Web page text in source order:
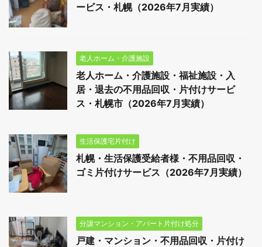
ービス・札幌（2026年7月実績）
老人ホーム・介護施設
老人ホーム・介護施設・福祉施設・入
居・退去の不用品回収・片付けサービ
ス・札幌市（2026年7月実績）
生活保護宅片付け
札幌・生活保護受給者様・不用品回収・
ゴミ片付けサービス（2026年7月実績）
分譲マンション・アパート片付け処分
戸建・マンション・不用品回収・片付け